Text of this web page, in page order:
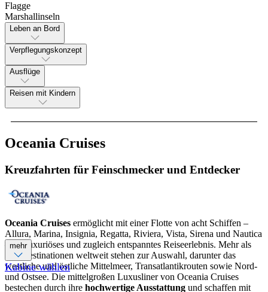
Flagge
Marshallinseln
Leben an Bord
Verpflegungskonzept
Ausflüge
Reisen mit Kindern
Oceania Cruises
Kreuzfahrten für Feinschmecker und Entdecker
Oceania Cruises ermöglicht mit einer Flotte von acht Schiffen –
Allura, Marina, Insignia, Regatta, Riviera, Vista, Sirena und Nautica
– ein luxuriöses und zugleich entspanntes Reiseerlebnis. Mehr als
600 Destinationen weltweit stehen zur Auswahl, darunter das
westliche und östliche Mittelmeer, Transatlantikrouten sowie Nord-
und Ostsee. Die mittelgroßen Luxusliner von Oceania Cruises
bestechen durch ihre hochwertige Ausstattung und schaffen mit
mehr
Kabine wählen